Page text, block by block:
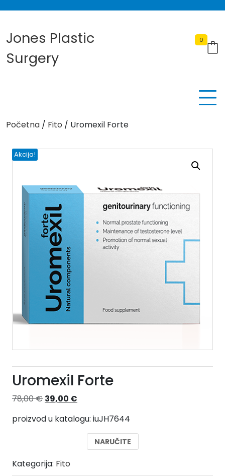
Jones Plastic
Surgery
0
Početna / Fito / Uromexil Forte
Akcija!
Uromexil Forte
78,00€ Izvorna
bila
39,00 €
je:
39,00 €.
proizvod u katalogu: iuJH7644
NARUČITE
Kategorija: Fito